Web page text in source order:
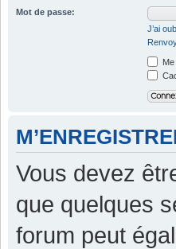
Mot de passe:
J’ai
Vous devez
que quelques
forum peut